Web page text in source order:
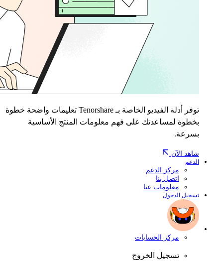
توفر أدلة الفيديو الخاصة بـ Tenorshare تعليمات واضحة خطوة
بخطوة لمساعدتك على فهم معلومات المنتج الأساسية
بسرعة.
شاهد الآن
الدعم
مركز الدعم
اتصل بنا
معلومات عنا
تسجيل الدخول
مركز الحسابات
تسجيل الخروج